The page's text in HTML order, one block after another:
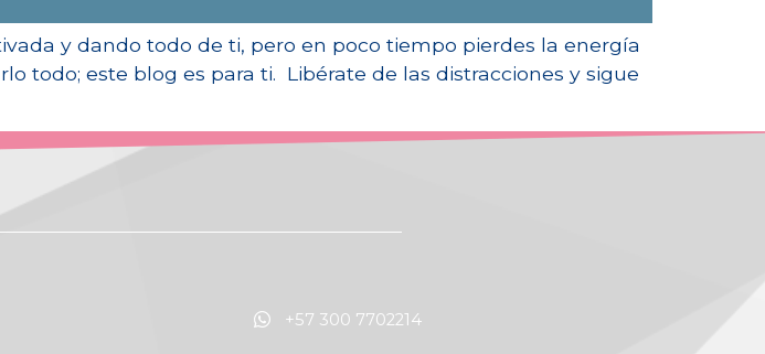
y dando todo de ti, pero en poco tiempo pierdes la energía
todo; este blog es para ti. Libérate de las distracciones y sigue
+57 300 7702214